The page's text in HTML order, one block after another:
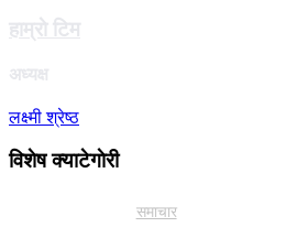
हाम्राे टिम
अध्यक्ष
लक्ष्मी श्रेष्ठ
विशेष क्याटेगाेरी
समाचार